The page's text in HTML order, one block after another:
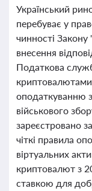
Український
перебуває у
чинності Закону
внесення
Податкова
оподаткуванню
військового
зареєстровано
чіткі правила
віртуальних
криптовалют з
ставкою для